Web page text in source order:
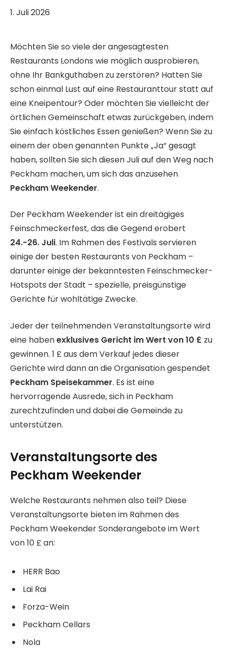
1. Juli 2026
Möchten Sie so viele der angesagtesten
Restaurants Londons wie möglich ausprobieren,
ohne Ihr Bankguthaben zu zerstören? Hatten Sie
schon einmal Lust auf eine Restauranttour statt auf
eine Kneipentour? Oder möchten Sie vielleicht der
örtlichen Gemeinschaft etwas zurückgeben, indem
Sie einfach köstliches Essen genießen? Wenn Sie zu
einem der oben genannten Punkte „Ja“ gesagt
haben, sollten Sie sich diesen Juli auf den Weg nach
Peckham machen, um sich das anzusehen
Peckham Weekender.
Der Peckham Weekender ist ein dreitägiges
Feinschmeckerfest, das die Gegend erobert
24.-26. Juli. Im Rahmen des Festivals servieren
einige der besten Restaurants von Peckham –
darunter einige der bekanntesten Feinschmecker-
Hotspots der Stadt – spezielle, preisgünstige
Gerichte für wohltätige Zwecke.
Jeder der teilnehmenden Veranstaltungsorte wird
eine habenexklusives Gericht im Wert von 10 £ zu
gewinnen. 1 £ aus dem Verkauf jedes dieser
Gerichte wird dann an die Organisation gespendet
Peckham Speisekammer. Es ist eine
hervorragende Ausrede, sich in Peckham
zurechtzufinden und dabei die Gemeinde zu
unterstützen.
Veranstaltungsorte des
Peckham Weekender
Welche Restaurants nehmen also teil? Diese
Veranstaltungsorte bieten im Rahmen des
Peckham Weekender Sonderangebote im Wert
von 10 £ an:
HERR Bao
Lai Rai
Forza-Wein
Peckham Cellars
Nola